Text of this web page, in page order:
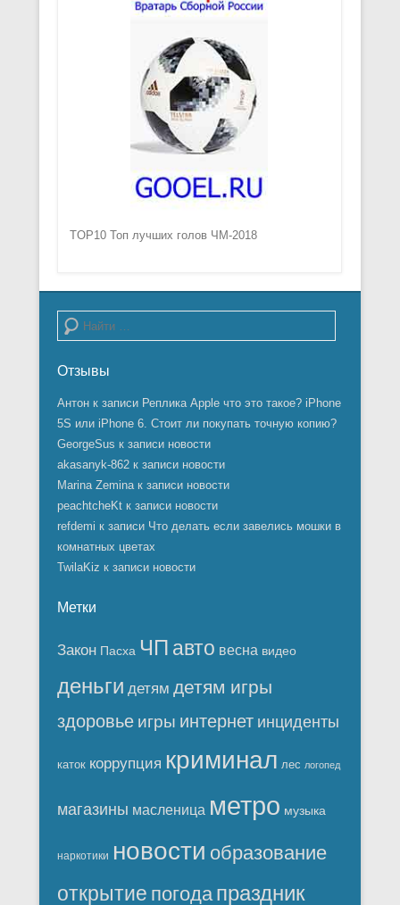
TOP10 Топ лучших голов ЧМ-2018
Поиск
Отзывы
Антон к записи Реплика Apple что это такое? iPhone
5S или iPhone 6. Стоит ли покупать точную копию?
GeorgeSus к записи новости
akasanyk-862 к записи новости
Marina Zeminaк записи новости
peachtcheKt к записи новости
refdemi к записи Что делать если завелись мошки в
комнатных цветах
TwilaKiz к записи новости
Метки
Закон Пасха ЧП авто весна видео
деньги детям детям игры
здоровье игры интернет инциденты
каток коррупция криминал лес логопед
магазины масленица метро музыка
наркотики новости образование
открытие погода праздник